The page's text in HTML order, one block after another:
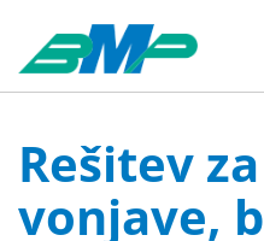
Rešitev
vonjave,